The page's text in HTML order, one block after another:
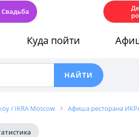
Свадьба
Куда пойти
/ IKRA Moscow Афиша ресторана